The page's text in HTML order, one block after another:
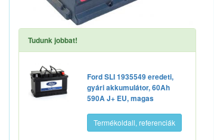
Tudunk jobbat!
Ford SLI 1935549 eredeti,
gyári akkumulátor, 60Ah
590A J+ EU, magas
Termékoldall, referenciák